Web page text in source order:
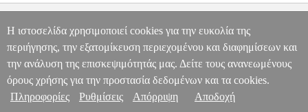
AND DRY S7886/35 HAP.172101 HAP.172101 PHILIPS
ΞΥΡΙΣΤΙΚΕΣ ΜΗΧΑΝΕΣ
ΞΥΡΙΣΤΙΚΗ ΜΗΧΑΝΗ PHILIPS
SHAVER SERIES 7000 WET AND DRY S7886/35
0
Πληροφορίες & Υπηρεσίες >
Η ιστοσελίδα χρησιμοποιεί cookies για την ευκολία της
περιήγησης, την εξατομίκευση περιεχομένου και διαφημίσεων και
την ανάλυση της επισκεψιμότητάς μας. Δείτε τους ανανεωμένους
όρους χρήσης για την προστασία δεδομένων και τα cookies.
Πληροφορίες
Ρυθμίσεις Απόρριψη Αποδοχή